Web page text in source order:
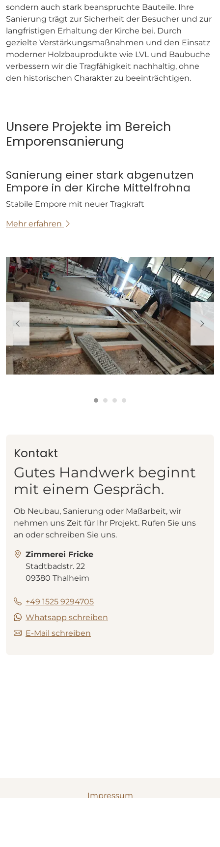
sondern auch stark beanspruchte Bauteile. Ihre
Sanierung trägt zur Sicherheit der Besucher und zur
langfristigen Erhaltung der Kirche bei. Durch
gezielte Verstärkungsmaßnahmen und den Einsatz
moderner Holzbauprodukte wie LVL und Baubuche
verbessern wir die Tragfähigkeit nachhaltig, ohne
den historischen Charakter zu beeinträchtigen.
Unsere Projekte im Bereich
Emporensanierung
Sanierung einer stark abgenutzen
Empore in der Kirche Mittelfrohna
Stabile Empore mit neuer Tragkraft
Mehr erfahren
Kontakt
Gutes Handwerk beginnt
mit einem Gespräch.
Ob Neubau, Sanierung oder Maßarbeit, wir
nehmen uns Zeit für Ihr Projekt. Rufen Sie uns
an oder schreiben Sie uns.
Zimmerei Fricke
Stadtbadstr. 22
09380 Thalheim
+49 1525 9294705
Whatsapp schreiben
E-Mail schreiben
Impressum